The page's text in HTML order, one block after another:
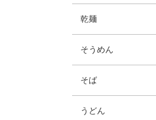
乾麺
そうめん
そば
うどん